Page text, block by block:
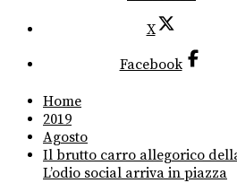
X
Facebook
Home
2019
Agosto
Il brutto carro allegorico
L’odio social arriva in piazza